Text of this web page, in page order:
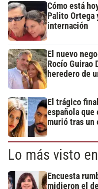
Cómo está
Palito Ortega
internación
El nuevo
Rocío Guirao
heredero de
El trágico
española que
murió tras un
Lo más visto
Encuesta
midieron el